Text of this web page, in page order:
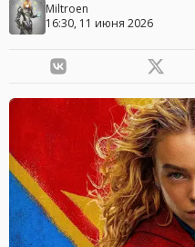
Miltroen
16:30, 11 июня 2026